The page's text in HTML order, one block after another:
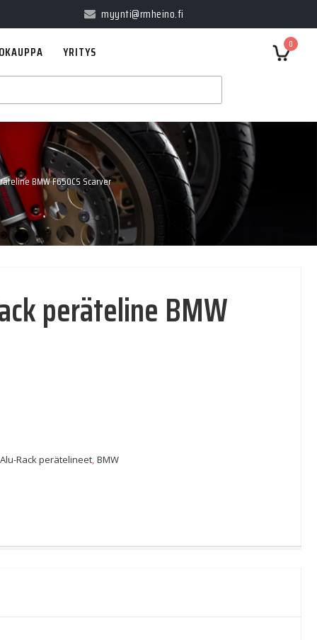
myynti@rmheino.fi
0
YRITYS
BMW F650CS Scarver
peräteline BMW
Alu-Rack perätelineet,BMW